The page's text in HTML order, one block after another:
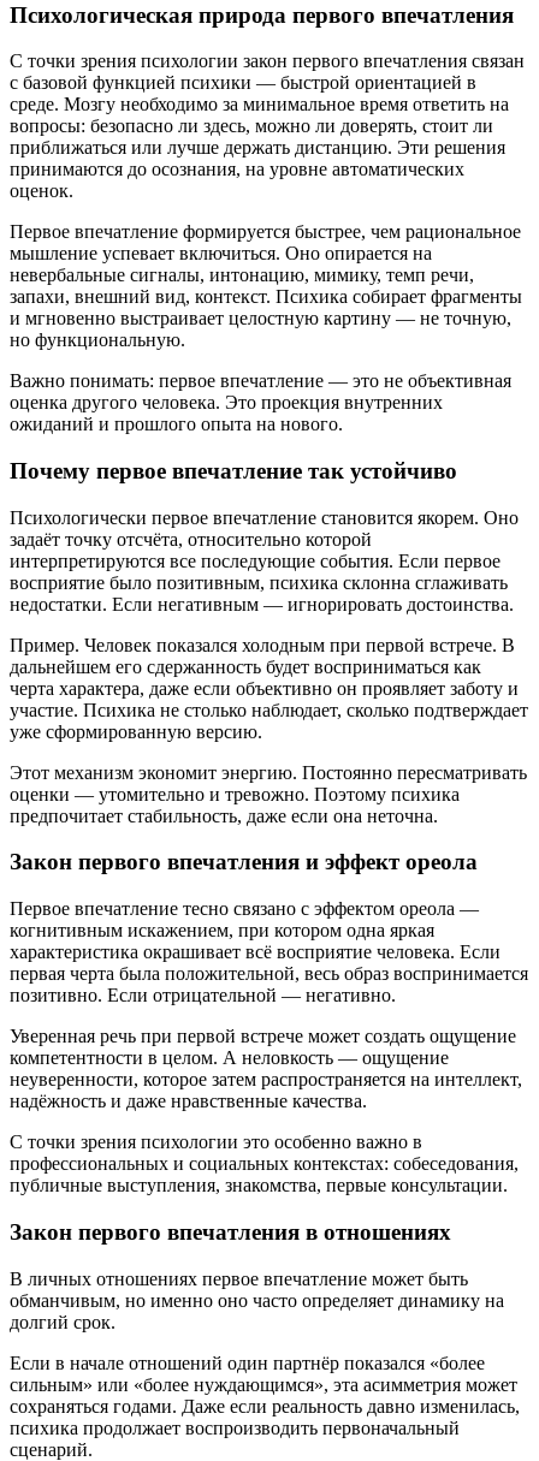
Психологическая природа первого впечатления
С точки зрения психологии закон первого впечатления связан
с базовой функцией психики — быстрой ориентацией в
среде. Мозгу необходимо за минимальное время ответить на
вопросы: безопасно ли здесь, можно ли доверять, стоит ли
приближаться или лучше держать дистанцию. Эти решения
принимаются до осознания, на уровне автоматических
оценок.
Первое впечатление формируется быстрее, чем рациональное
мышление успевает включиться. Оно опирается на
невербальные сигналы, интонацию, мимику, темп речи,
запахи, внешний вид, контекст. Психика собирает фрагменты
и мгновенно выстраивает целостную картину — не точную,
но функциональную.
Важно понимать: первое впечатление — это не объективная
оценка другого человека. Это проекция внутренних
ожиданий и прошлого опыта на нового.
Почему первое впечатление так устойчиво
Психологически первое впечатление становится якорем. Оно
задаёт точку отсчёта, относительно которой
интерпретируются все последующие события. Если первое
восприятие было позитивным, психика склонна сглаживать
недостатки. Если негативным — игнорировать достоинства.
Пример. Человек показался холодным при первой встрече. В
дальнейшем его сдержанность будет восприниматься как
черта характера, даже если объективно он проявляет заботу и
участие. Психика не столько наблюдает, сколько подтверждает
уже сформированную версию.
Этот механизм экономит энергию. Постоянно пересматривать
оценки — утомительно и тревожно. Поэтому психика
предпочитает стабильность, даже если она неточна.
Закон первого впечатления и эффект ореола
Первое впечатление тесно связано с эффектом ореола —
когнитивным искажением, при котором одна яркая
характеристика окрашивает всё восприятие человека. Если
первая черта была положительной, весь образ воспринимается
позитивно. Если отрицательной — негативно.
Уверенная речь при первой встрече может создать ощущение
компетентности в целом. А неловкость — ощущение
неуверенности, которое затем распространяется на интеллект,
надёжность и даже нравственные качества.
С точки зрения психологии это особенно важно в
профессиональных и социальных контекстах: собеседования,
публичные выступления, знакомства, первые консультации.
Закон первого впечатления в отношениях
В личных отношениях первое впечатление может быть
обманчивым, но именно оно часто определяет динамику на
долгий срок.
Если в начале отношений один партнёр показался «более
сильным» или «более нуждающимся», эта асимметрия может
сохраняться годами. Даже если реальность давно изменилась,
психика продолжает воспроизводить первоначальный
сценарий.